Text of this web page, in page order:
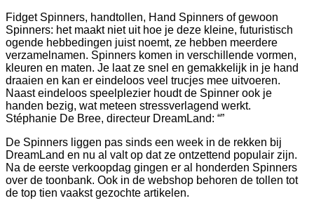
Fidget Spinners, handtollen, Hand Spinners of gewoon
Spinners: het maakt niet uit hoe je deze kleine, futuristisch
ogende hebbedingen juist noemt, ze hebben meerdere
verzamelnamen. Spinners komen in verschillende vormen,
kleuren en maten. Je laat ze snel en gemakkelijk in je hand
draaien en kan er eindeloos veel trucjes mee uitvoeren.
Naast eindeloos speelplezier houdt de Spinner ook je
handen bezig, wat meteen stressverlagend werkt.
Stéphanie De Bree, directeur DreamLand: “”
De Spinners liggen pas sinds een week in de rekken bij
DreamLand en nu al valt op dat ze ontzettend populair zijn.
Na de eerste verkoopdag gingen er al honderden Spinners
over de toonbank. Ook in de webshop behoren de tollen tot
de top tien vaakst gezochte artikelen.